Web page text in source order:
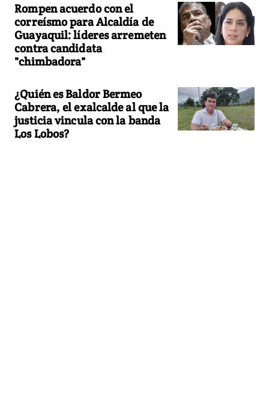
Rompen acuerdo con el
correísmo para Alcaldía de
Guayaquil: líderes arremeten
contra candidata
"chimbadora"
¿Quién es Baldor Bermeo
Cabrera, el exalcalde al que la
justicia vincula con la banda
Los Lobos?